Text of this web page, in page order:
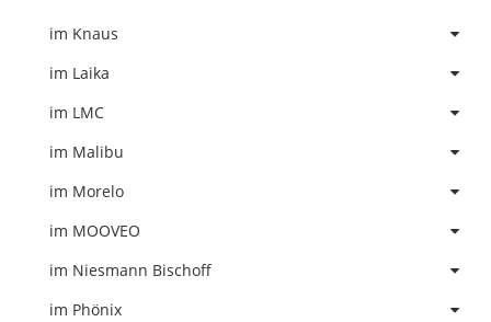
im Knaus
im Laika
im LMC
im Malibu
im Morelo
im MOOVEO
im Niesmann Bischoff
im Phönix